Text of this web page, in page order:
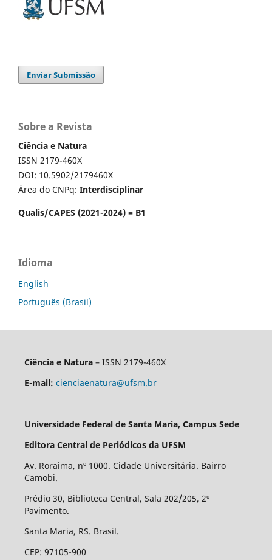
Enviar Submissão
Sobre a Revista
Ciência e Natura
ISSN 2179-460X
DOI: 10.5902/2179460X
Área do CNPq: Interdisciplinar
Qualis/CAPES (2021-2024) = B1
Idioma
English
Português (Brasil)
Ciência e Natura – ISSN 2179-460X
E-mail: cienciaenatura@ufsm.br
Universidade Federal de Santa Maria, Campus Sede
Editora Central de Periódicos da UFSM
Av. Roraima, nº 1000. Cidade Universitária. Bairro
Camobi.
Prédio 30, Biblioteca Central, Sala 202/205, 2º
Pavimento.
Santa Maria, RS. Brasil.
CEP: 97105-900